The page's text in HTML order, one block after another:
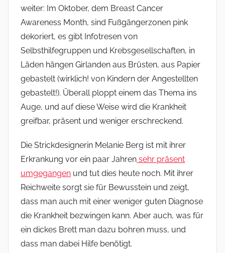
weiter: Im Oktober, dem Breast Cancer
Awareness Month, sind Fußgängerzonen pink
dekoriert, es gibt Infotresen von
Selbsthilfegruppen und Krebsgesellschaften, in
Läden hängen Girlanden aus Brüsten, aus Papier
gebastelt (wirklich! von Kindern der Angestellten
gebastelt!). Überall ploppt einem das Thema ins
Auge, und auf diese Weise wird die Krankheit
greifbar, präsent und weniger erschreckend.
Die Strickdesignerin Melanie Berg ist mit ihrer
Erkrankung vor ein paar Jahren sehr präsent
umgegangen und tut dies heute noch. Mit ihrer
Reichweite sorgt sie für Bewusstein und zeigt,
dass man auch mit einer weniger guten Diagnose
die Krankheit bezwingen kann. Aber auch, was für
ein dickes Brett man dazu bohren muss, und
dass man dabei Hilfe benötigt.